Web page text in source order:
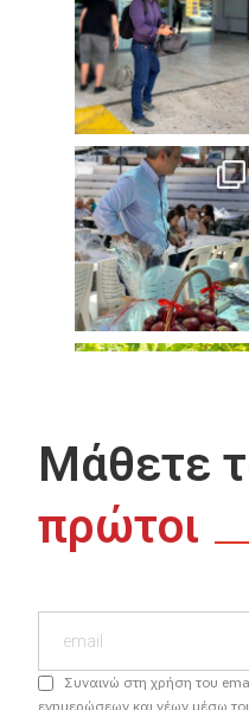
Μάθετε
πρώτοι
Συναινώ στη χρήση του
ενημερώσεων και νέων μέσω